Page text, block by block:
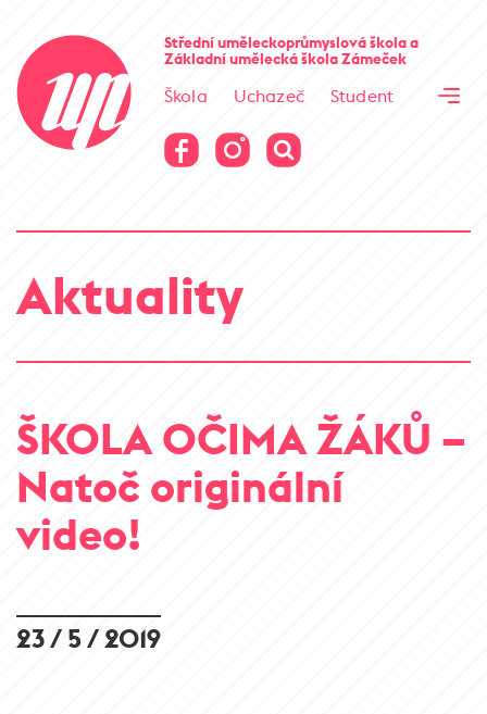
Střední uměleckoprůmyslová školaa
Základní umělecká školaZámeček
Škola Uchazeč
Student
Virtuální prohlídka
Virtuální prohlídka
Aktuality
ŠKOLA OČIMA ŽÁKŮ –
Natoč originální
video!
23 / 5 / 2019